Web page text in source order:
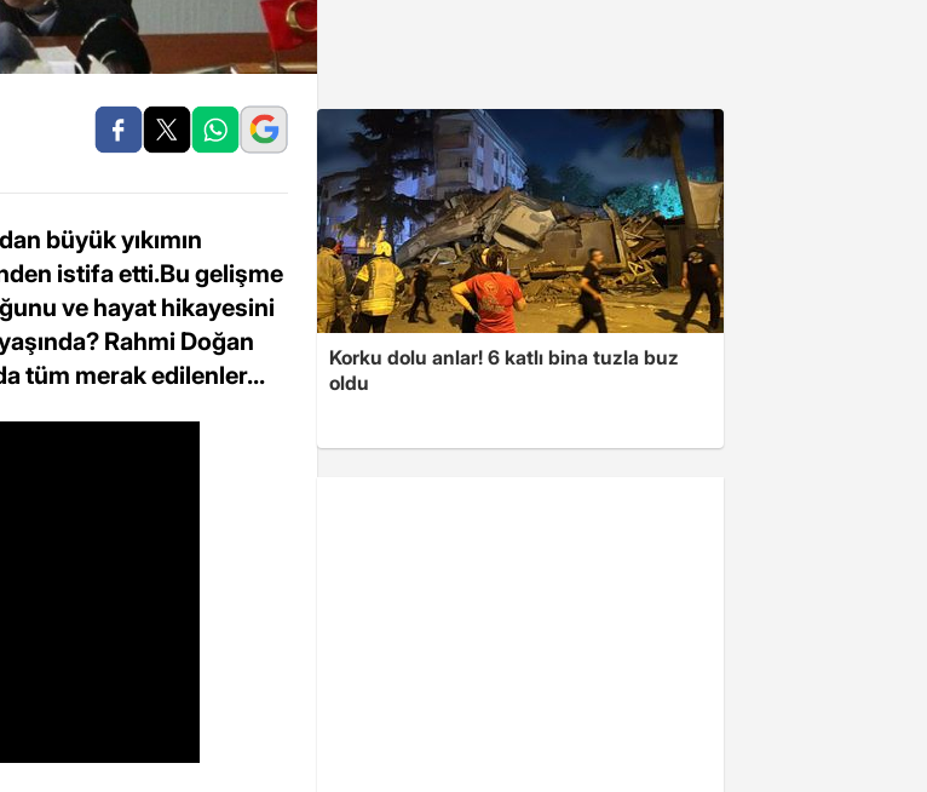
büyük yıkımın
istifa etti.Bu gelişme
ve hayat hikayesini
Rahmi Doğan
tüm merak edilenler...
Korku dolu anlar! 6 katlı bina tuzla buz
oldu